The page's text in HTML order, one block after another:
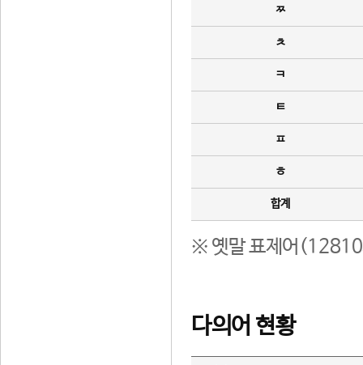
ㅉ
ㅊ
ㅋ
ㅌ
ㅍ
ㅎ
합계
※ 옛말 표제어(12810
다의어 현황